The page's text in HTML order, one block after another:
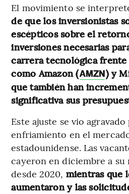
El movimiento se
de que los inversionistas
escépticos sobre el
inversiones necesarias
carrera tecnológica
como Amazon (AMZN) y
que también han
significativa sus
Este ajuste se vio
enfriamiento en el
estadounidense. Las
cayeron en diciembre a su
desde 2020, mientras que
aumentaron y las